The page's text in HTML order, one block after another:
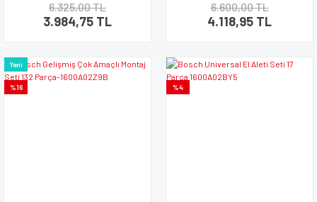
6.325,00 TL
3.984,75 TL
6.600,00 TL
4.118,95 TL
%16
Yeni
%4